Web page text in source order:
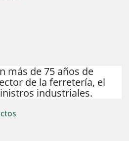
más de 75 años de
de la ferretería, el
industriales.